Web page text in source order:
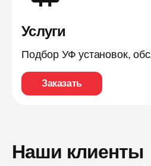
Услуги
Подбор УФ установок,
Заказать
Наши клиенты